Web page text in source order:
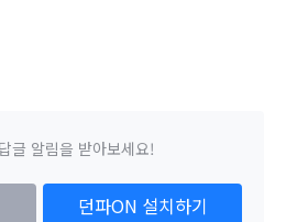
글 알림을 받아보세요!
던파ON 설치하기